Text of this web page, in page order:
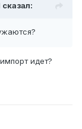
сказал:
идет?